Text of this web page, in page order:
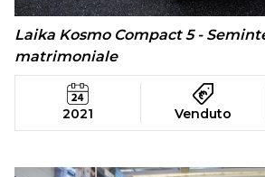
Laika Kosmo Compact 5 -
matrimoniale
2021 Venduto